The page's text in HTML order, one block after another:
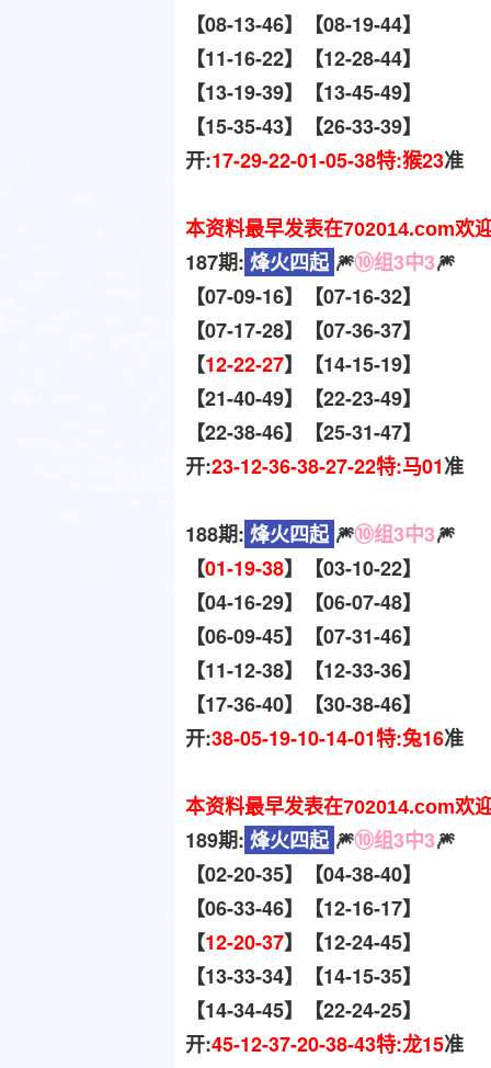
【08-13-46】【08-19-44】
【11-16-22】【12-28-44】
【13-19-39】【13-45-49】
【15-35-43】【26-33-39】
开:17-29-22-01-05-38特:猴23准
本资料最早发表在702014.com欢
187期: 烽火四起 🎆⑩组3中3🎆
【07-09-16】【07-16-32】
【07-17-28】【07-36-37】
【12-22-27】【14-15-19】
【21-40-49】【22-23-49】
【22-38-46】【25-31-47】
开:23-12-36-38-27-22特:马01准
188期: 烽火四起 🎆⑩组3中3🎆
【01-19-38】【03-10-22】
【04-16-29】【06-07-48】
【06-09-45】【07-31-46】
【11-12-38】【12-33-36】
【17-36-40】【30-38-46】
开:38-05-19-10-14-01特:兔16准
本资料最早发表在702014.com欢
189期: 烽火四起 🎆⑩组3中3🎆
【02-20-35】【04-38-40】
【06-33-46】【12-16-17】
【12-20-37】【12-24-45】
【13-33-34】【14-15-35】
【14-34-45】【22-24-25】
开:45-12-37-20-38-43特:龙15准